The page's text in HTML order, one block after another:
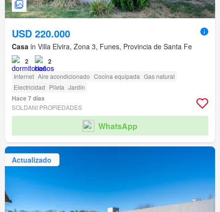
USD 220.000
Casa in Villa Elvira, Zona 3, Funes, Provincia de Santa Fe
2 2
Internet Aire acondicionado Cocina equipada Gas natural
Electricidad Pileta Jardín
Hace 7 días
SOLDANI PROPIEDADES
WhatsApp
Actualizado